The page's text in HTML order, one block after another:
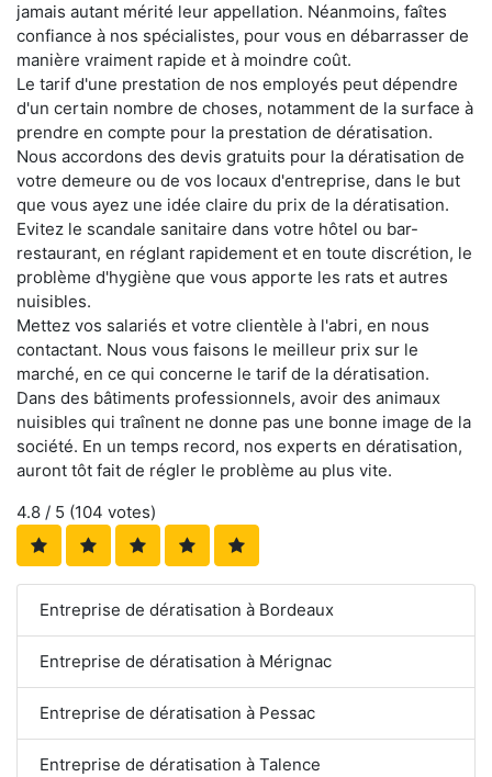
jamais autant mérité leur appellation. Néanmoins, faîtes
confiance à nos spécialistes, pour vous en débarrasser de
manière vraiment rapide et à moindre coût.
Le tarif d'une prestation de nos employés peut dépendre
d'un certain nombre de choses, notamment de la surface à
prendre en compte pour la prestation de dératisation.
Nous accordons des devis gratuits pour la dératisation de
votre demeure ou de vos locaux d'entreprise, dans le but
que vous ayez une idée claire du prix de la dératisation.
Evitez le scandale sanitaire dans votre hôtel ou bar-
restaurant, en réglant rapidement et en toute discrétion, le
problème d'hygiène que vous apporte les rats et autres
nuisibles.
Mettez vos salariés et votre clientèle à l'abri, en nous
contactant. Nous vous faisons le meilleur prix sur le
marché, en ce qui concerne le tarif de la dératisation.
Dans des bâtiments professionnels, avoir des animaux
nuisibles qui traînent ne donne pas une bonne image de la
société. En un temps record, nos experts en dératisation,
auront tôt fait de régler le problème au plus vite.
4.8 / 5 (104 votes)
Entreprise de dératisation à Bordeaux
Entreprise de dératisation à Mérignac
Entreprise de dératisation à Pessac
Entreprise de dératisation à Talence